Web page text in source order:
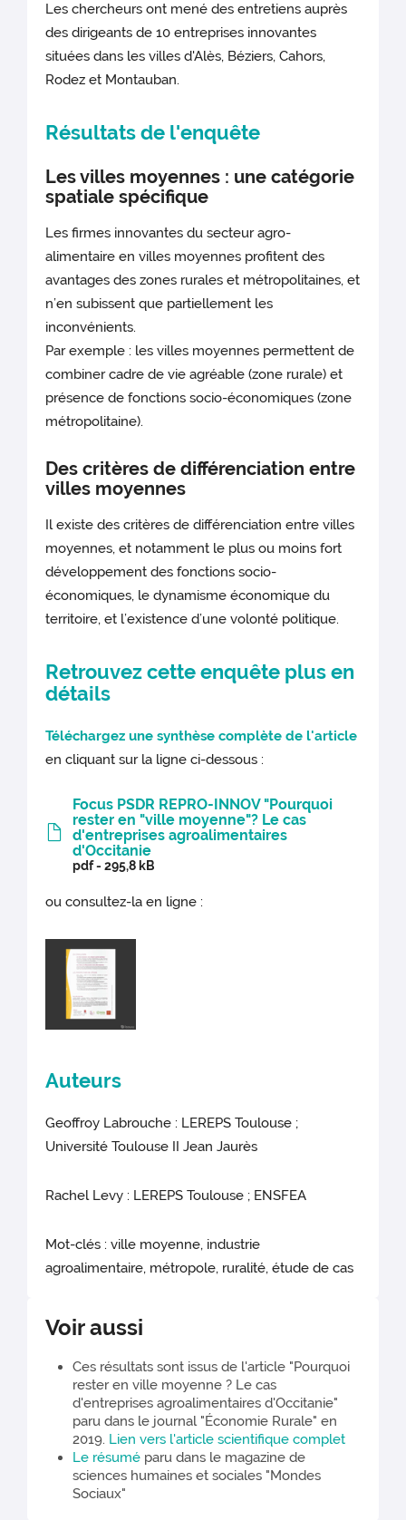
Les chercheurs ont mené des entretiens auprès
des dirigeants de 10 entreprises innovantes
situées dans les villes d'Alès, Béziers, Cahors,
Rodez et Montauban.
Résultats de l'enquête
Les villes moyennes : une catégorie
spatiale spécifique
Les firmes innovantes du secteur agro-
alimentaire en villes moyennes profitent des
avantages des zones rurales et métropolitaines, et
n’en subissent que partiellement les
inconvénients.
Par exemple : les villes moyennes permettent de
combiner cadre de vie agréable (zone rurale) et
présence de fonctions socio-économiques (zone
métropolitaine).
Des critères de différenciation entre
villes moyennes
Il existe des critères de différenciation entre villes
moyennes, et notamment le plus ou moins fort
développement des fonctions socio-
économiques, le dynamisme économique du
territoire, et l’existence d’une volonté politique.
Retrouvez cette enquête plus en
détails
Téléchargez une synthèse complète de l'article
en cliquant sur la ligne ci-dessous :
Focus PSDR REPRO-INNOV "Pourquoi
rester en "ville moyenne"? Le cas
d'entreprises agroalimentaires
d'Occitanie
pdf - 295,8 kB
ou consultez-la en ligne :
Auteurs
Geoffroy Labrouche : LEREPS Toulouse ;
Université Toulouse II Jean Jaurès
Rachel Levy : LEREPS Toulouse ; ENSFEA
Mot-clés : ville moyenne, industrie
agroalimentaire, métropole, ruralité, étude de cas
Voir aussi
Ces résultats sont issus de l'article "Pourquoi
rester en ville moyenne ? Le cas
d'entreprises agroalimentaires d'Occitanie"
paru dans le journal "Économie Rurale" en
2019. Lien vers l'article scientifique complet
Le résumé paru dans le magazine de
sciences humaines et sociales "Mondes
Sociaux"